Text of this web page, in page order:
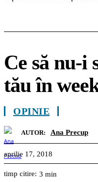
Ce să nu-i
tău în
OPINIE
AUTOR: Ana Precup
aprilie 17, 2018
timp citire: 3 min